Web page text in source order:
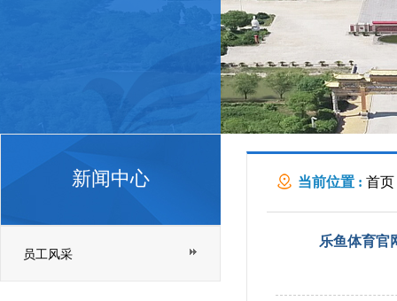
新闻中心
员工风采
当前位置 : 首页
乐鱼体育官